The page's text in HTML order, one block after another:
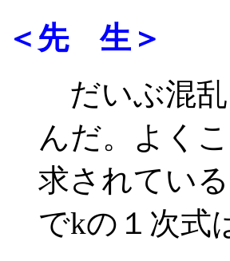
＜先 生＞
だいぶ混乱
んだ。よく
求されてい
でkの１次式